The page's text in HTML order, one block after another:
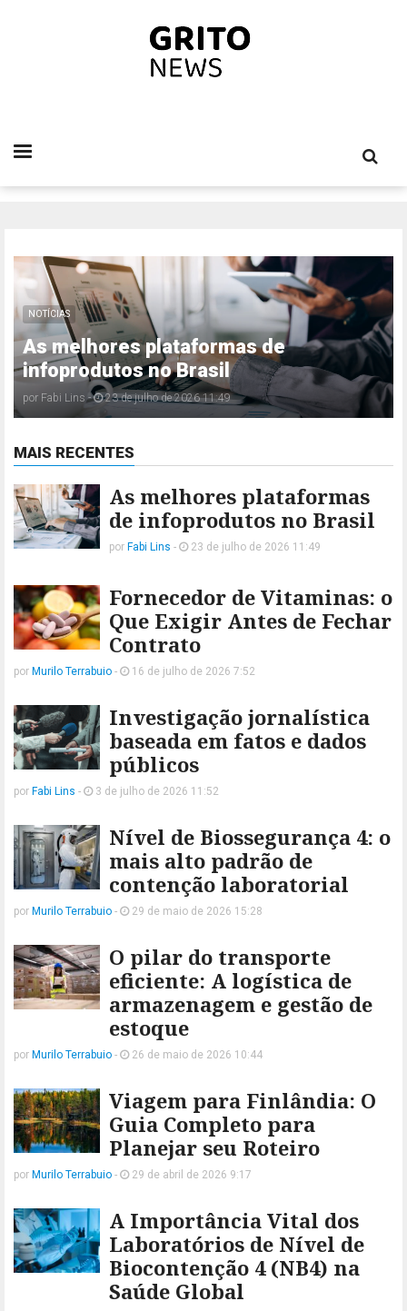
NOTÍCIAS
As melhores plataformas de
infoprodutos no Brasil
por Fabi Lins- 23 de julho de 2026 11:49
MAIS RECENTES
As melhores plataformas
de infoprodutos no Brasil
por Fabi Lins - 23 de julho de 2026 11:49
Fornecedor de Vitaminas: o
Que Exigir Antes de Fechar
Contrato
por Murilo Terrabuio - 16 de julho de 2026 7:52
Investigação jornalística
baseada em fatos e dados
públicos
por Fabi Lins - 3 de julho de 2026 11:52
Nível de Biossegurança 4: o
mais alto padrão de
contenção laboratorial
por Murilo Terrabuio - 29 de maio de 2026 15:28
O pilar do transporte
eficiente: A logística de
armazenagem e gestão de
estoque
por Murilo Terrabuio - 26 de maio de 2026 10:44
Viagem para Finlândia: O
Guia Completo para
Planejar seu Roteiro
por Murilo Terrabuio - 29 de abril de 2026 9:17
A Importância Vital dos
Laboratórios de Nível de
Biocontenção 4 (NB4) na
Saúde Global